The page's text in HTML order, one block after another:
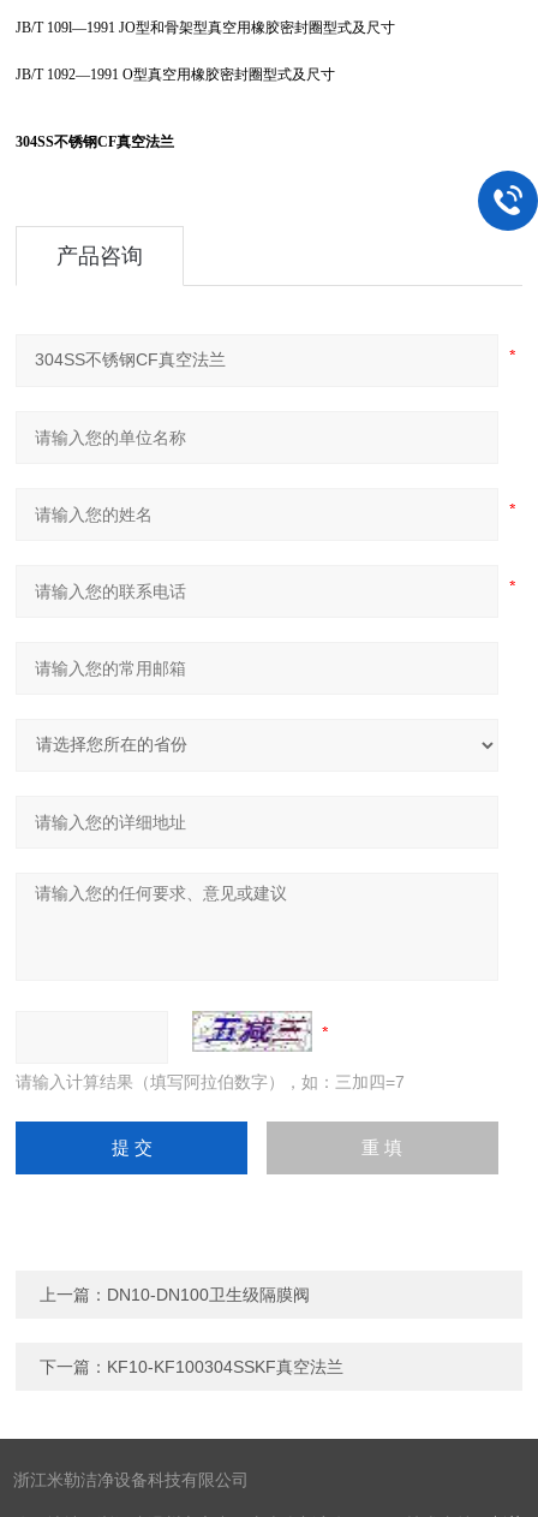
JB/T 109l—1991 JO型和骨架型真空用橡胶密封圈型式及尺寸
JB/T 1092—1991 O型真空用橡胶密封圈型式及尺寸
304SS不锈钢CF真空法兰
产品咨询
请输入计算结果（填写阿拉伯数字），如：三加四=7
上一篇： DN10-DN100卫生级隔膜阀
下一篇： KF10-KF100304SSKF真空法兰
浙江米勒洁净设备科技有限公司